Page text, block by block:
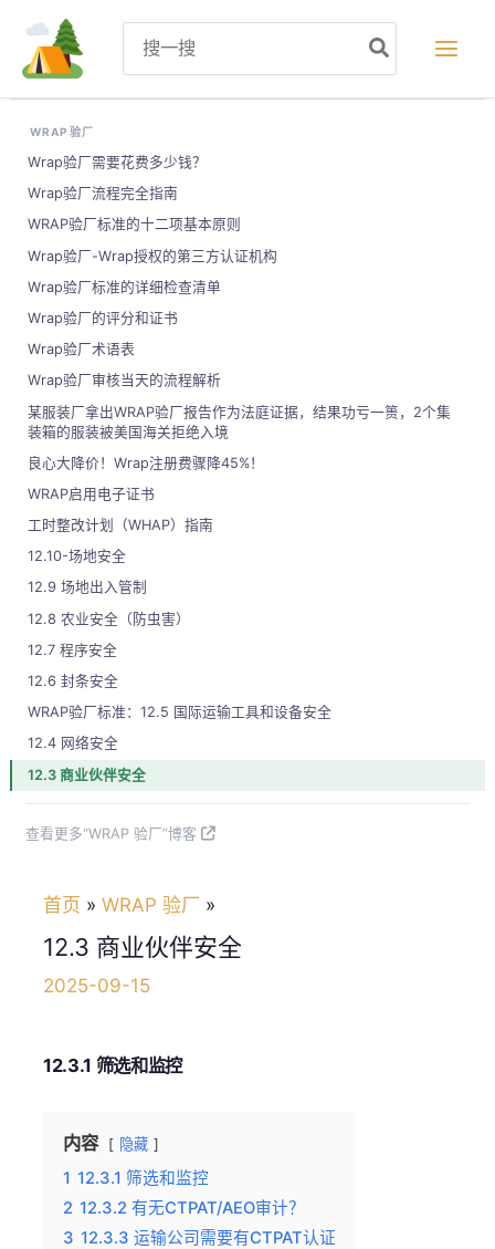
for:
WRAP 验厂
Wrap验厂需要花费多少钱？
Wrap验厂流程完全指南
WRAP验厂标准的十二项基本原则
Wrap验厂-Wrap授权的第三方认证机构
Wrap验厂标准的详细检查清单
Wrap验厂的评分和证书
Wrap验厂术语表
Wrap验厂审核当天的流程解析
某服装厂拿出WRAP验厂报告作为法庭证据，结果功亏一篑，2个集
装箱的服装被美国海关拒绝入境
良心大降价！Wrap注册费骤降45%！
WRAP启用电子证书
工时整改计划（WHAP）指南
12.10-场地安全
12.9 场地出入管制
12.8 农业安全（防虫害）
12.7 程序安全
12.6 封条安全
WRAP验厂标准：12.5 国际运输工具和设备安全
12.4 网络安全
12.3 商业伙伴安全
查看更多“WRAP 验厂”博客
首页 WRAP 验厂
12.3 商业伙伴安全
2025-09-15
12.3.1 筛选和监控
内容 隐藏
1 12.3.1 筛选和监控
2 12.3.2 有无CTPAT/AEO审计？
3 12.3.3 运输公司需要有CTPAT认证